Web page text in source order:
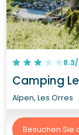
Camping
Alpen, Les Orres
Besuchen Sie